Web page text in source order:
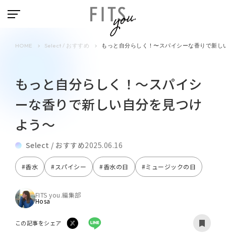
HOME Select / おすすめ もっと自分らしく！〜スパイシーな香りで新し
もっと自分らしく！〜スパイシ
ーな香りで新しい自分を見つけ
よう～
Select / おすすめ2025.06.16
#香水 #スパイシー #香水の日 #ミュージックの日
FITS you.編集部
Hosa
この記事をシェア